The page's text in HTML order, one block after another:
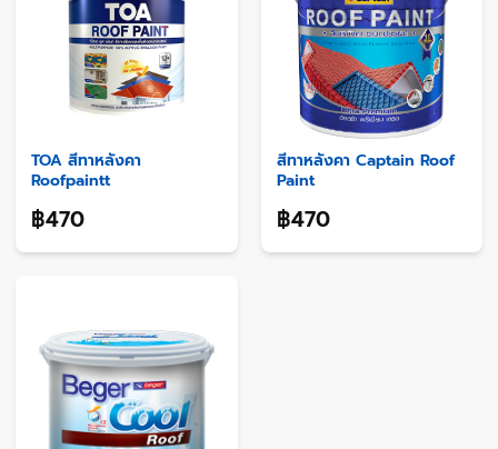
TOA สีทาหลังคา
Roofpaintt
฿470
สีทาหลังคา Captain Roof
Paint
฿470